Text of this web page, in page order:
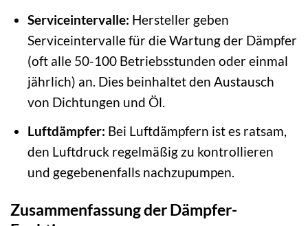
Serviceintervalle: Hersteller geben
Serviceintervalle für die Wartung der Dämpfer
(oft alle 50-100 Betriebsstunden oder einmal
jährlich) an. Dies beinhaltet den Austausch
von Dichtungen und Öl.
Luftdämpfer: Bei Luftdämpfern ist es ratsam,
den Luftdruck regelmäßig zu kontrollieren
und gegebenenfalls nachzupumpen.
Zusammenfassung der Dämpfer-